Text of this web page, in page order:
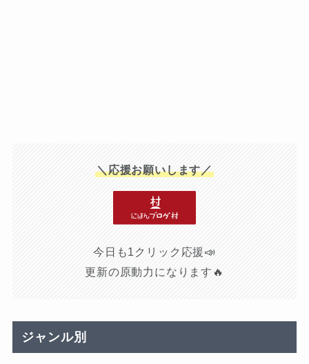
＼応援お願いします／
今日も1クリック応援📣
更新の原動力になります🔥
ジャンル別